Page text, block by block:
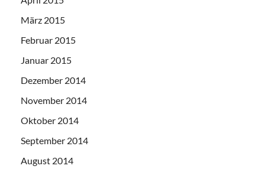
März 2015
Februar 2015
Januar 2015
Dezember 2014
November 2014
Oktober 2014
September 2014
August 2014